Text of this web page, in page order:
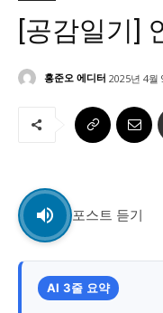
전통
교육
교육
교육부
학교
기획기사
공지사항
[공감일기]
홍준오 에디터 2025년 4월
포스트 듣기
AI 3줄 요약